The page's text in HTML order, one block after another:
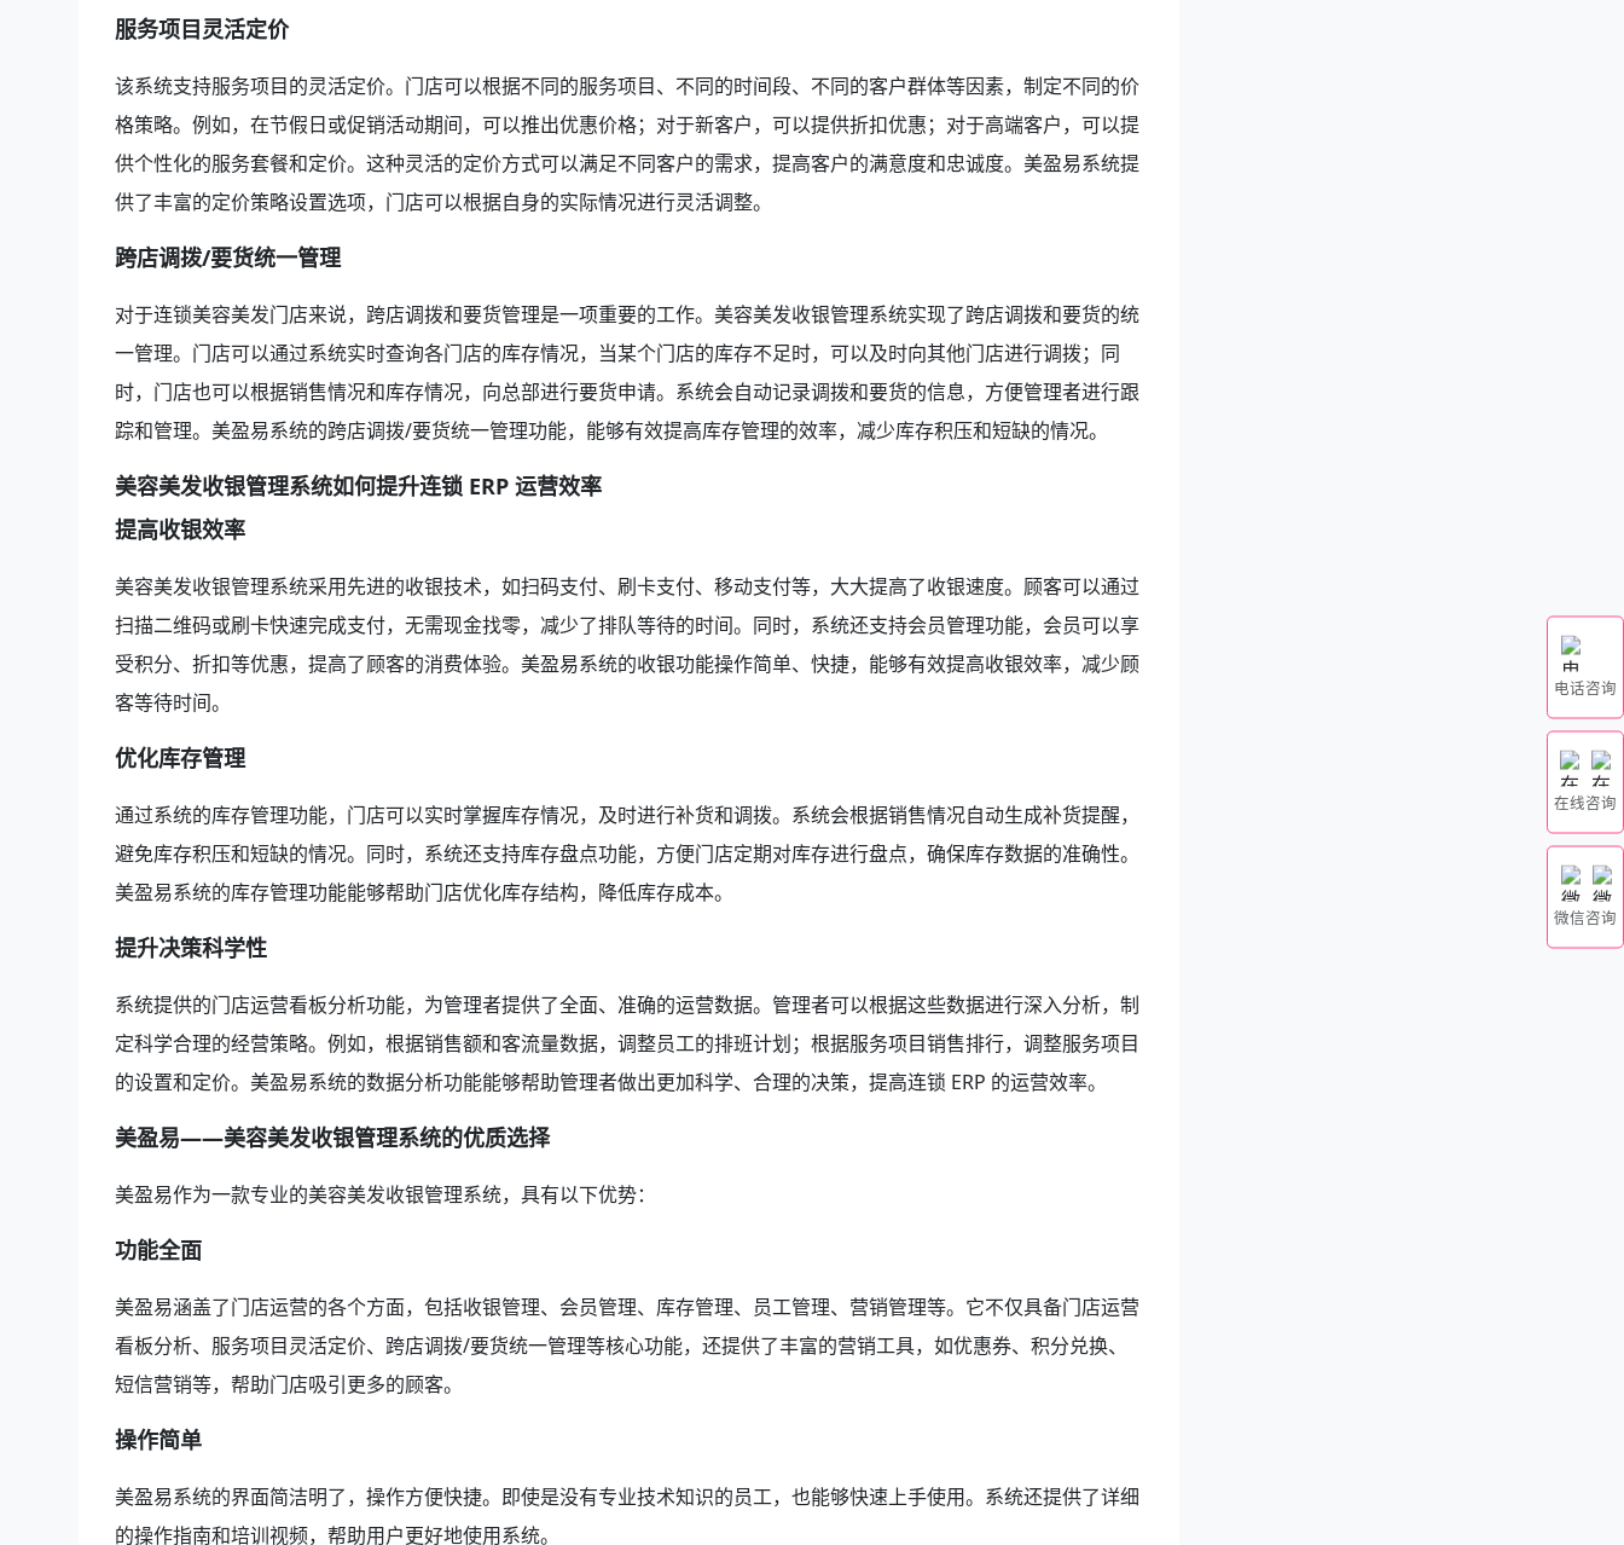
服务项目灵活定价
该系统支持服务项目的灵活定价。门店可以根据不同的服务项目、不同的时间段、不同的客户群体等因素，制定不同的价
格策略。例如，在节假日或促销活动期间，可以推出优惠价格；对于新客户，可以提供折扣优惠；对于高端客户，可以提
供个性化的服务套餐和定价。这种灵活的定价方式可以满足不同客户的需求，提高客户的满意度和忠诚度。美盈易系统提
供了丰富的定价策略设置选项，门店可以根据自身的实际情况进行灵活调整。
跨店调拨/要货统一管理
对于连锁美容美发门店来说，跨店调拨和要货管理是一项重要的工作。美容美发收银管理系统实现了跨店调拨和要货的统
一管理。门店可以通过系统实时查询各门店的库存情况，当某个门店的库存不足时，可以及时向其他门店进行调拨；同
时，门店也可以根据销售情况和库存情况，向总部进行要货申请。系统会自动记录调拨和要货的信息，方便管理者进行跟
踪和管理。美盈易系统的跨店调拨/要货统一管理功能，能够有效提高库存管理的效率，减少库存积压和短缺的情况。
美容美发收银管理系统如何提升连锁 ERP 运营效率
提高收银效率
美容美发收银管理系统采用先进的收银技术，如扫码支付、刷卡支付、移动支付等，大大提高了收银速度。顾客可以通过
扫描二维码或刷卡快速完成支付，无需现金找零，减少了排队等待的时间。同时，系统还支持会员管理功能，会员可以享
受积分、折扣等优惠，提高了顾客的消费体验。美盈易系统的收银功能操作简单、快捷，能够有效提高收银效率，减少顾
客等待时间。
优化库存管理
通过系统的库存管理功能，门店可以实时掌握库存情况，及时进行补货和调拨。系统会根据销售情况自动生成补货提醒，
避免库存积压和短缺的情况。同时，系统还支持库存盘点功能，方便门店定期对库存进行盘点，确保库存数据的准确性。
美盈易系统的库存管理功能能够帮助门店优化库存结构，降低库存成本。
提升决策科学性
系统提供的门店运营看板分析功能，为管理者提供了全面、准确的运营数据。管理者可以根据这些数据进行深入分析，制
定科学合理的经营策略。例如，根据销售额和客流量数据，调整员工的排班计划；根据服务项目销售排行，调整服务项目
的设置和定价。美盈易系统的数据分析功能能够帮助管理者做出更加科学、合理的决策，提高连锁 ERP 的运营效率。
美盈易——美容美发收银管理系统的优质选择
美盈易作为一款专业的美容美发收银管理系统，具有以下优势：
功能全面
美盈易涵盖了门店运营的各个方面，包括收银管理、会员管理、库存管理、员工管理、营销管理等。它不仅具备门店运营
看板分析、服务项目灵活定价、跨店调拨/要货统一管理等核心功能，还提供了丰富的营销工具，如优惠券、积分兑换、
短信营销等，帮助门店吸引更多的顾客。
操作简单
美盈易系统的界面简洁明了，操作方便快捷。即使是没有专业技术知识的员工，也能够快速上手使用。系统还提供了详细
的操作指南和培训视频，帮助用户更好地使用系统。
电话咨询
在线咨询
微信咨询